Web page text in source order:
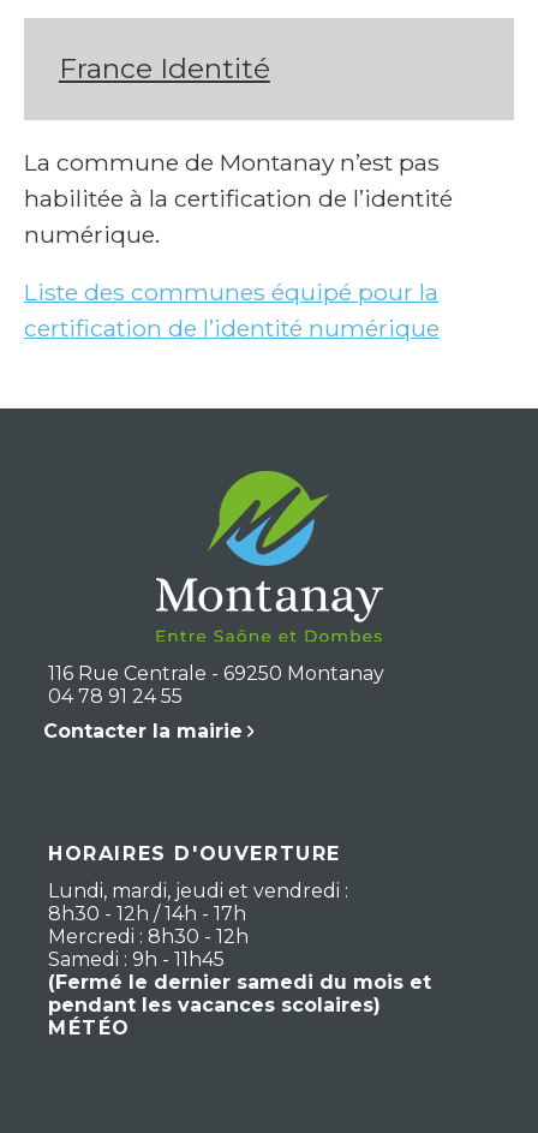
France Identité
La commune de Montanay n’est pas
habilitée à la certification de l’identité
numérique.
Liste des communes équipé pour la
certification de l’identité numérique
116 Rue Centrale - 69250 Montanay
04 78 91 24 55
Contacter la mairie
HORAIRES D'OUVERTURE
Lundi, mardi, jeudi et vendredi :
8h30 - 12h / 14h - 17h
Mercredi : 8h30 - 12h
Samedi : 9h - 11h45
(Fermé le dernier samedi du mois et
pendant les vacances scolaires)
MÉTÉO